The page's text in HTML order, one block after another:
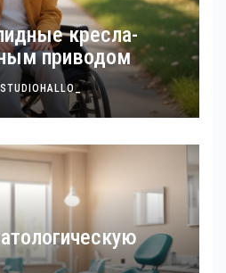
кресла-
приводом
STUDIOHALLO_